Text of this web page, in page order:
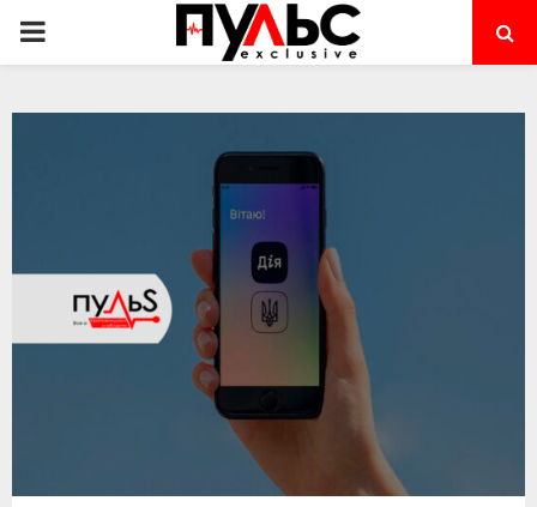
PRIMARY